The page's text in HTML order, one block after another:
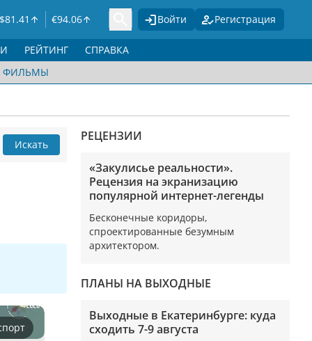
$81.41 €94.06 Войти Регистрация
ФИЛЬМЫ
РЕЙТИНГ СПРАВКА
Искать
РЕЦЕНЗИИ
«Закулисье реальности».
Рецензия на экранизацию
популярной интернет-легенды
Бесконечные коридоры,
спроектированные безумным
архитектором.
ПЛАНЫ НА ВЫХОДНЫЕ
Выходные в Екатеринбурге: куда
сходить 7-9 августа